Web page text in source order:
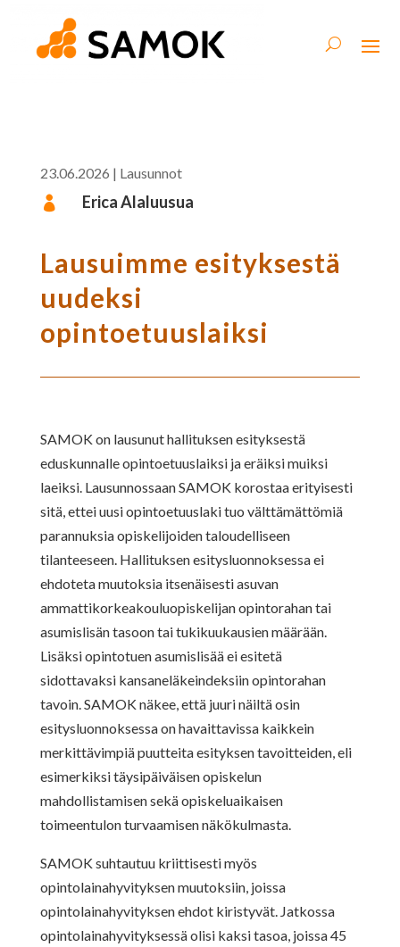
23.06.2026 | Lausunnot
 Erica Alaluusua
Lausuimme esityksestä
uudeksi
opintoetuuslaiksi
SAMOK on lausunut hallituksen esityksestä
eduskunnalle opintoetuuslaiksi ja eräiksi muiksi
laeiksi. Lausunnossaan SAMOK korostaa erityisesti
sitä, ettei uusi opintoetuuslaki tuo välttämättömiä
parannuksia opiskelijoiden taloudelliseen
tilanteeseen. Hallituksen esitysluonnoksessa ei
ehdoteta muutoksia itsenäisesti asuvan
ammattikorkeakouluopiskelijan opintorahan tai
asumislisän tasoon tai tukikuukausien määrään.
Lisäksi opintotuen asumislisää ei esitetä
sidottavaksi kansaneläkeindeksiin opintorahan
tavoin. SAMOK näkee, että juuri näiltä osin
esitysluonnoksessa on havaittavissa kaikkein
merkittävimpiä puutteita esityksen tavoitteiden, eli
esimerkiksi täysipäiväisen opiskelun
mahdollistamisen sekä opiskeluaikaisen
toimeentulon turvaamisen näkökulmasta.
SAMOK suhtautuu kriittisesti myös
opintolainahyvityksen muutoksiin, joissa
opintolainahyvityksen ehdot kiristyvät. Jatkossa
opintolainahyvityksessä olisi kaksi tasoa, joissa 45